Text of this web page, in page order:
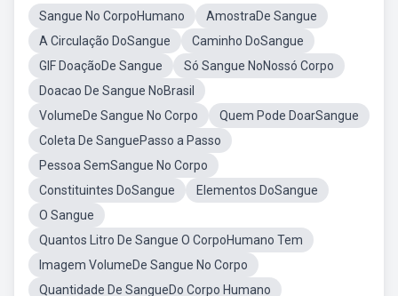
Sangue No CorpoHumano
AmostraDe Sangue
A Circulação DoSangue
Caminho DoSangue
GIF DoaçãoDe Sangue
Só Sangue NoNossó Corpo
Doacao De Sangue NoBrasil
VolumeDe Sangue No Corpo
Quem Pode DoarSangue
Coleta De SanguePasso a Passo
Pessoa SemSangue No Corpo
Constituintes DoSangue
Elementos DoSangue
O Sangue
Quantos Litro De Sangue O CorpoHumano Tem
Imagem VolumeDe Sangue No Corpo
Quantidade De SangueDo Corpo Humano